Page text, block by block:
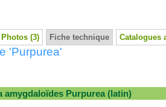
Photos (3) Fiche technique Catalogues
'Purpurea'
amygdaloïdes Purpurea (latin)